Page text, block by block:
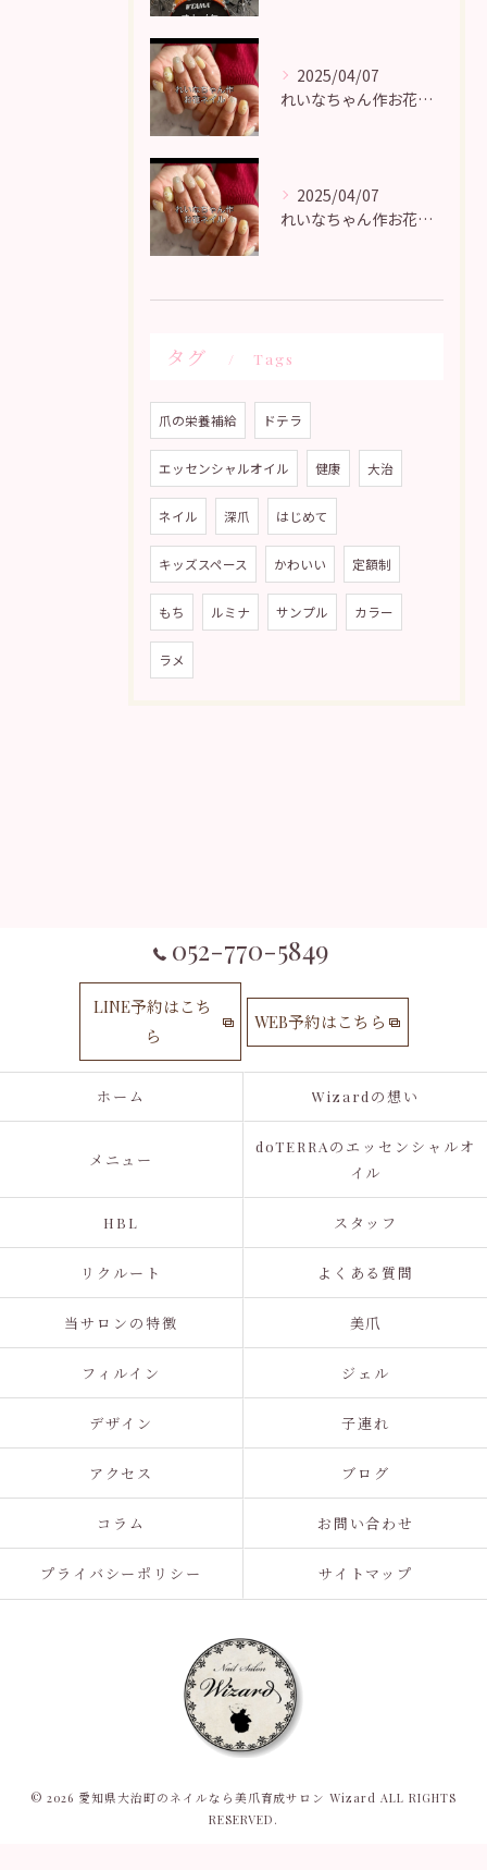
2025/04/07
れいなちゃん作お花ネイル♡
2025/04/07
れいなちゃん作お花ネイル♡
タグ Tags
爪の栄養補給 ドテラ
エッセンシャルオイル 健康 大治
ネイル 深爪 はじめて
キッズスペース かわいい 定額制
もち ルミナ サンプル カラー
ラメ
052-770-5849
LINE予約はこち
ら
WEB予約はこちら
ホーム Wizardの想い
メニュー
doTERRAのエッセンシャルオ
イル
HBL スタッフ
リクルート よくある質問
当サロンの特徴 美爪
フィルイン ジェル
デザイン 子連れ
アクセス ブログ
コラム お問い合わせ
プライバシーポリシー サイトマップ
© 2026 愛知県大治町のネイルなら美爪育成サロン Wizard ALL RIGHTS
RESERVED.